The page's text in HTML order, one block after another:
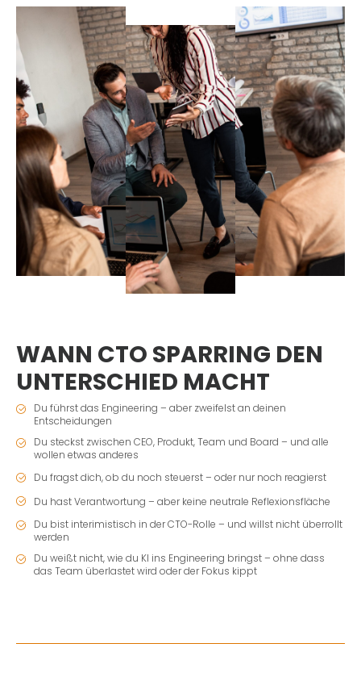
WANN CTO SPARRING DEN
UNTERSCHIED MACHT
Du führst das Engineering – aber zweifelst an deinen
Entscheidungen
Du steckst zwischen CEO, Produkt, Team und Board – und alle
wollen etwas anderes
Du fragst dich, ob du noch steuerst – oder nur noch reagierst
Du hast Verantwortung – aber keine neutrale Reflexionsfläche
Du bist interimistisch in der CTO-Rolle – und willst nicht überrollt
werden
Du weißt nicht, wie du KI ins Engineering bringst – ohne dass
das Team überlastet wird oder der Fokus kippt